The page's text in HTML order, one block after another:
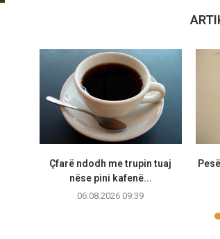
Çfarë ndodh me trupin tuaj
nëse pini kafenë...
06.08.2026 09:39